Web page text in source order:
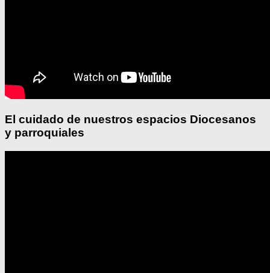
El cuidado de nuestros espacios Diocesanos
y parroquiales